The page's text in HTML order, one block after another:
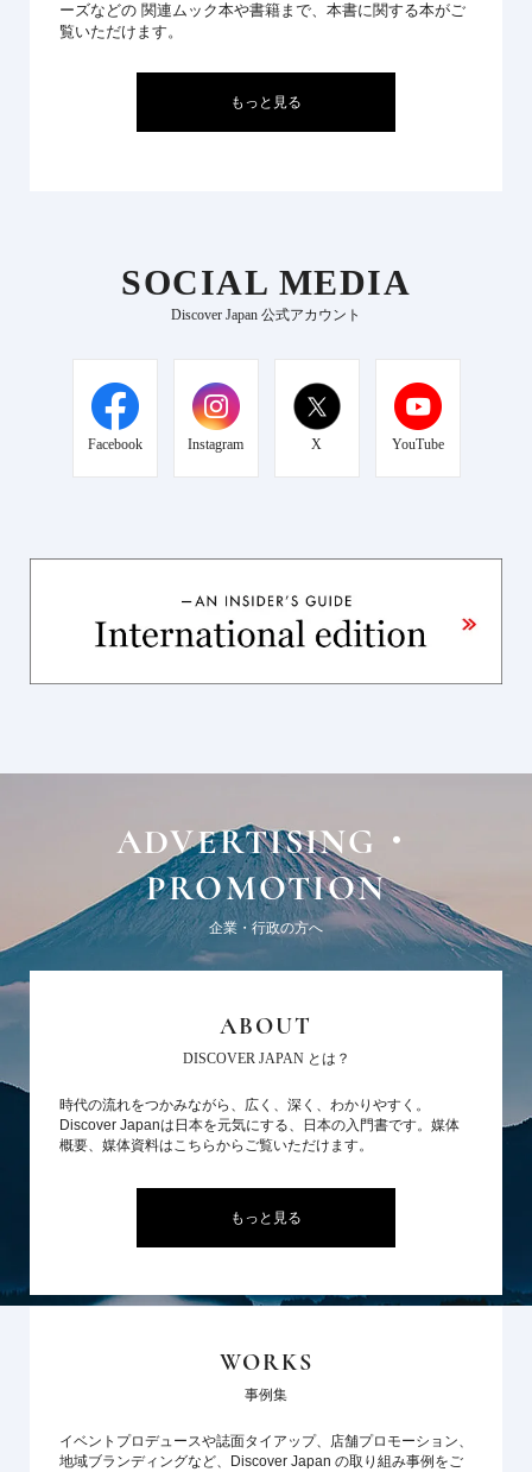
ーズなどの 関連ムック本や書籍まで、本書に関する本がご
覧いただけます。
もっと見る
SOCIAL MEDIA
Discover Japan 公式アカウント
Facebook Instagram X YouTube
ADVERTISING・
PROMOTION
企業・行政の方へ
ABOUT
DISCOVER JAPAN とは？
時代の流れをつかみながら、広く、深く、わかりやすく。
Discover Japanは日本を元気にする、日本の入門書です。媒体
概要、媒体資料はこちらからご覧いただけます。
もっと見る
WORKS
事例集
イベントプロデュースや誌面タイアップ、店舗プロモーション、
地域ブランディングなど、Discover Japan の取り組み事例をご